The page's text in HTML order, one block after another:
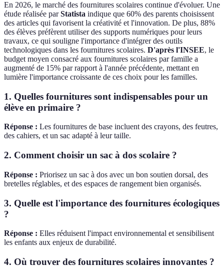
En 2026, le marché des fournitures scolaires continue d'évoluer. Une
étude réalisée parStatista indique que 60% des parents choisissent
des articles qui favorisent la créativité et l'innovation. De plus, 88%
des élèves préfèrent utiliser des supports numériques pour leurs
travaux, ce qui souligne l'importance d'intégrer des outils
technologiques dans les fournitures scolaires. D'après l'INSEE, le
budget moyen consacré aux fournitures scolaires par famille a
augmenté de 15% par rapport à l'année précédente, mettant en
lumière l'importance croissante de ces choix pour les familles.
1. Quelles fournitures sont indispensables pour un
élève en primaire ?
Réponse : Les fournitures de base incluent des crayons, des feutres,
des cahiers, et un sac adapté à leur taille.
2. Comment choisir un sac à dos scolaire ?
Réponse : Priorisez un sac à dos avec un bon soutien dorsal, des
bretelles réglables, et des espaces de rangement bien organisés.
3. Quelle est l'importance des fournitures écologiques
?
Réponse : Elles réduisent l'impact environnemental et sensibilisent
les enfants aux enjeux de durabilité.
4. Où trouver des fournitures scolaires innovantes ?